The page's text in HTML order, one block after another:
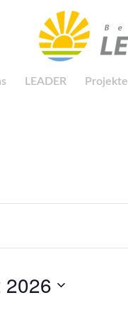
LEADER Projekte
2026